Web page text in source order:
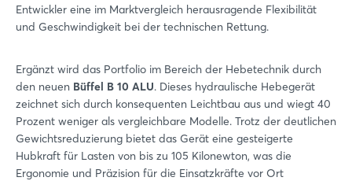
Entwickler eine im Marktvergleich herausragende Flexibilität
und Geschwindigkeit bei der technischen Rettung.
Ergänzt wird das Portfolio im Bereich der Hebetechnik durch
den neuen Büffel B 10 ALU. Dieses hydraulische Hebegerät
zeichnet sich durch konsequenten Leichtbau aus und wiegt 40
Prozent weniger als vergleichbare Modelle. Trotz der deutlichen
Gewichtsreduzierung bietet das Gerät eine gesteigerte
Hubkraft für Lasten von bis zu 105 Kilonewton, was die
Ergonomie und Präzision für die Einsatzkräfte vor Ort